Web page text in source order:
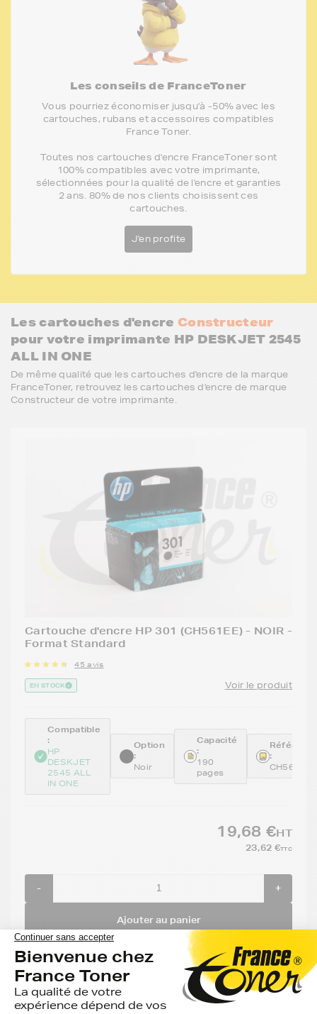
Les conseils de FranceToner
Vous pourriez économiser jusqu'à -50% avec les
cartouches, rubans et accessoires compatibles
France Toner.
Toutes nos cartouches d'encre FranceToner sont
100% compatibles avec votre imprimante,
sélectionnées pour la qualité de l'encre et garanties
2 ans. 80% de nos clients choisissent ces
cartouches.
J'en profite
Les cartouches d'encre Constructeur
pour votre imprimante HP DESKJET 2545
ALL IN ONE
De même qualité que les cartouches d'encre de la marque
FranceToner, retrouvez les cartouches d'encre de marque
Constructeur de votre imprimante.
Cartouche d'encre HP 301 (CH561EE) - NOIR -
Format Standard
45 avis
EN STOCK Voir le produit
Compatible
:
HP
DESKJET
2545 ALL
IN ONE
Option
:
Noir
Capacité
:
190
pages
:
CH561EE
19,68 €HT
23,62 €TTC
- +
Ajouter au panier